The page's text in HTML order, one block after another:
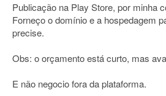
Publicação na Play Store, por minha
Forneço o domínio e a hospedagem
precise.
Obs: o orçamento está curto, mas
E não negocio fora da plataforma.